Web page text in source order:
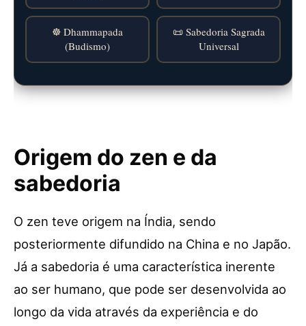
☸️ Dhammapada
(Budismo)
📜 Sabedoria Sagrada
Universal
Origem do zen e da
sabedoria
O zen teve origem na Índia, sendo
posteriormente difundido na China e no Japão.
Já a sabedoria é uma característica inerente
ao ser humano, que pode ser desenvolvida ao
longo da vida através da experiência e do